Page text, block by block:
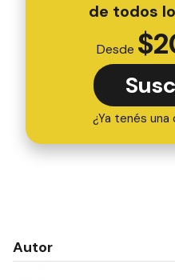
de todos
Desde $
¿Ya tenés una
Autor